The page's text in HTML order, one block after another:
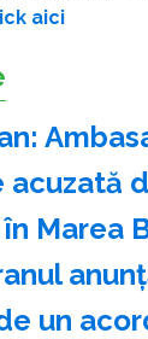
aici
acuzată
Marea
un